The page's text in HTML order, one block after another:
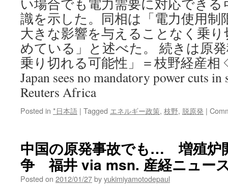
Africa
い場合でも電力需要に対応でき
識を示した。同相は「電力使用制
大きな影響を与えることなく乗
めている」と述べた。 続きは原
乗り切れる可能性」＝枝野経産
Japan sees no mandatory power cuts
Reuters Africa
Posted in *日本語 | Tagged エネルギー政策, 枝野, 脱原発 |
中国の原発事故でも… 増殖炉
争 福井 via msn. 産経ニュー
Posted on 2012/01/27byyukimiyamotodepaul